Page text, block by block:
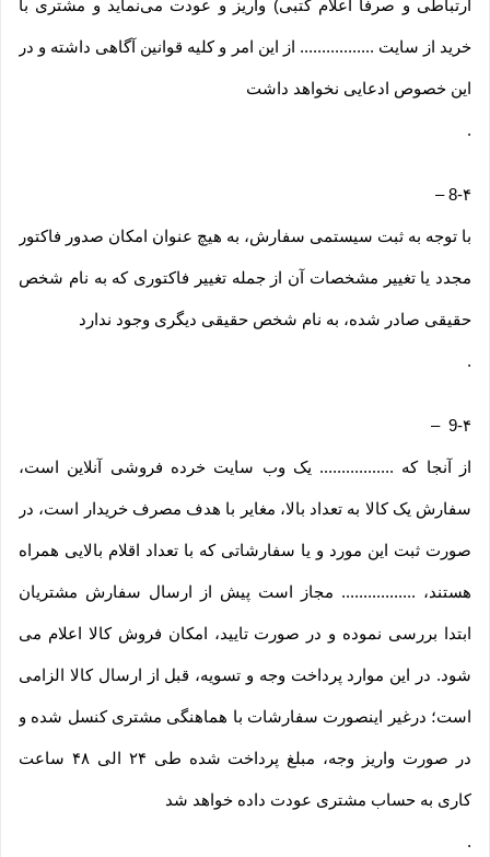
ارتباطی و صرفا اعلام کتبی) واریز و عودت می‌نماید و مشتری با
خرید از سایت ................. از این امر و کلیه قوانین آگاهی داشته و در
این خصوص ادعایی نخواهد داشت
.
8-۴–
با توجه به ثبت سیستمی سفارش، به هیچ عنوان امکان صدور فاکتور
مجدد یا تغییر مشخصات آن از جمله تغییر فاکتوری که به نام شخص
حقیقی صادر شده، به نام شخص حقیقی دیگری وجود ندارد
.
9-۴ –
از آنجا که ................. یک وب ‌سایت خرده‌ فروشی آنلاین است،
سفارش یک کالا به تعداد بالا، مغایر با هدف مصرف خریدار است، در
صورت ثبت این مورد و یا سفارشاتی که با تعداد اقلام بالایی همراه
هستند، ................. مجاز است پیش از ارسال سفارش مشتریان
ابتدا بررسی نموده و در صورت تایید، امکان فروش کالا اعلام می
شود. در این موارد پرداخت وجه و تسویه، قبل از ارسال کالا الزامی
است؛ درغیر اینصورت سفارشات با هماهنگی مشتری کنسل شده و
در صورت واریز وجه، مبلغ پرداخت شده طی ۲۴ الی ۴۸ ساعت
کاری به حساب مشتری عودت داده خواهد شد
.